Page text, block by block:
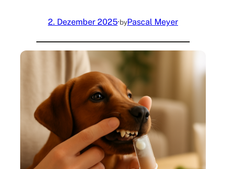
2. Dezember 2025·byPascal Meyer